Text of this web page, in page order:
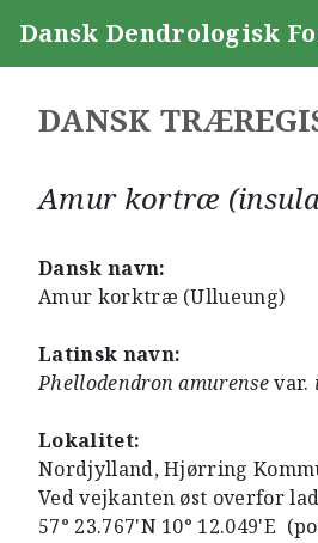
Dansk Dendrologisk
DANSK
Amur kortræ
Dansk navn:
Amur korktræ (Ullueung)
Latinsk navn:
Phellodendron amurensevar.
Lokalitet:
Nordjylland, Hjørring
Ved vejkanten øst overfor
57° 23.767'N 10° 12.049'E